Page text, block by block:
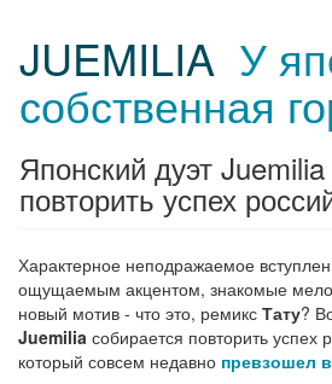
JUEMILIA У
собственная
Японский дуэт
повторить успех
Характерное неподражаемое
ощущаемым акцентом, знакомые
новый мотив - что это, ремикс Тату?
Juemilia собирается повторить успех
который совсем недавно превзошел